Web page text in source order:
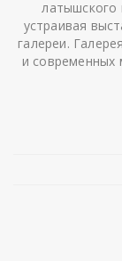
латышского
устраивая
галереи.
и современных